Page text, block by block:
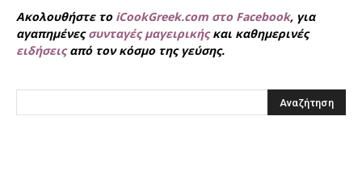
Ακολουθήστε το iCookGreek.com στο Facebook, για
αγαπημένεςσυνταγές μαγειρικήςκαι καθημερινές
ειδήσειςαπό τον κόσμο της γεύσης.